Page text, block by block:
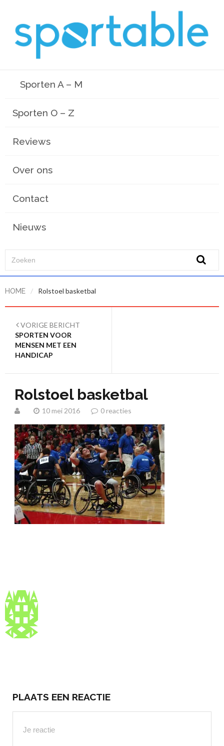
Sporten A – M
Sporten O – Z
Reviews
Over ons
Contact
Nieuws
HOME / Rolstoel basketbal
VORIGE BERICHT
SPORTEN VOOR
MENSEN MET EEN
HANDICAP
Rolstoel basketbal
10 mei 2016 0 reacties
PLAATS EEN REACTIE